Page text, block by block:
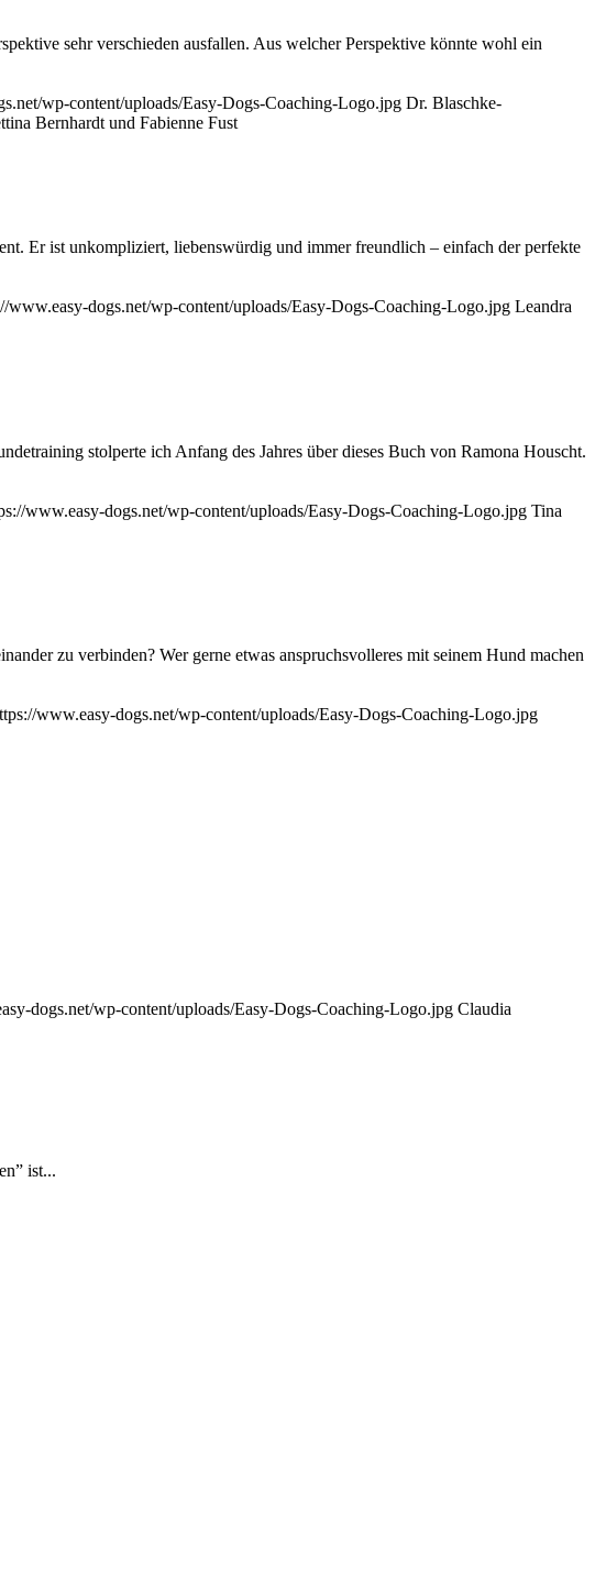
sehr verschieden ausfallen. Aus welcher Perspektive könnte wohl ein
wp-content/uploads/Easy-Dogs-Coaching-Logo.jpg Dr. Blaschke-
Bernhardt und Fabienne Fust
Er ist unkompliziert, liebenswürdig und immer freundlich – einfach der perfekte
www.easy-dogs.net/wp-content/uploads/Easy-Dogs-Coaching-Logo.jpg Leandra
stolperte ich Anfang des Jahres über dieses Buch von Ramona Houscht.
www.easy-dogs.net/wp-content/uploads/Easy-Dogs-Coaching-Logo.jpg Tina
zu verbinden? Wer gerne etwas anspruchsvolleres mit seinem Hund machen
www.easy-dogs.net/wp-content/uploads/Easy-Dogs-Coaching-Logo.jpg
dogs.net/wp-content/uploads/Easy-Dogs-Coaching-Logo.jpg Claudia
ist...